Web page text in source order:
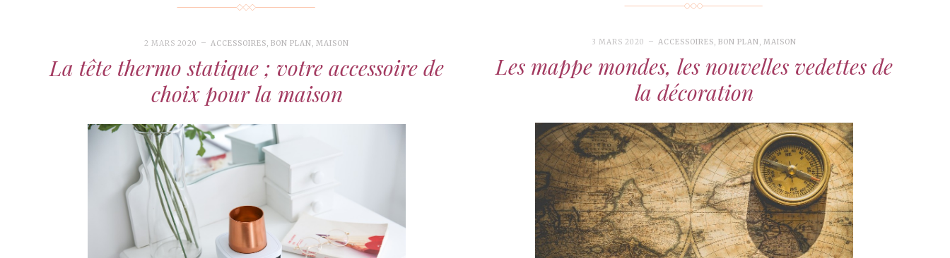
3 MARS 2020 ACCESSOIRES BON PLAN MAISON
Les mappe mondes, les nouvelles vedettes de
la décoration
2 MARS 2020 ACCESSOIRES,BON PLAN,MAISON
La tête thermo statique ; votre accessoire de
choix pour la maison